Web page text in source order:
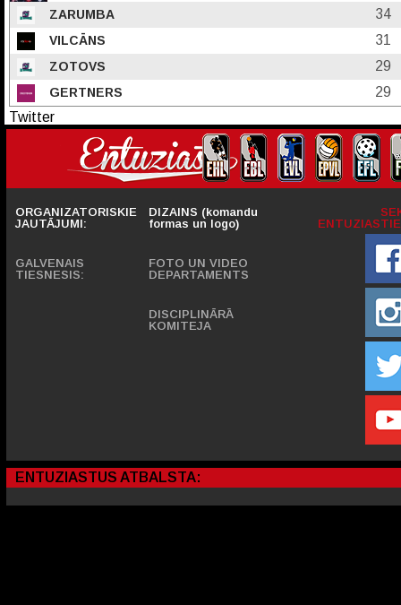
ZARUMBA 34
VILCĀNS 31
ZOTOVS 29
GERTNERS
29
Twitter
ORGANIZATORISKIE
JAUTĀJUMI:
GALVENAIS
TIESNESIS:
DIZAINS (komandu
formas un logo)
FOTO UN VIDEO
DEPARTAMENTS
DISCIPLINĀRĀ
KOMITEJA
ENTUZIASTUS ATBALSTA: